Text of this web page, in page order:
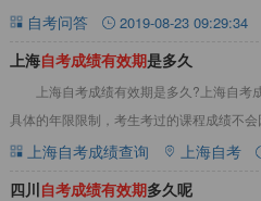
这是统一的规律。不过具体情况各个省份会
自考问答 2019-08-23 09:29:34
上海自考成绩有效期是多久
上海自考成绩有效期是多久?上海自
具体的年限限制，考生考过的课程成绩不会
情见下文：上海自考成绩有效期是多久？上
上海自考成绩查询 上海自考
四川自考成绩有效期多久呢